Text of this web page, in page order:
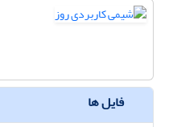
فایل ها